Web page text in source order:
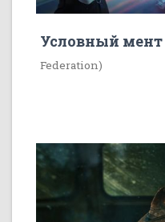
Условный мент
Federation)